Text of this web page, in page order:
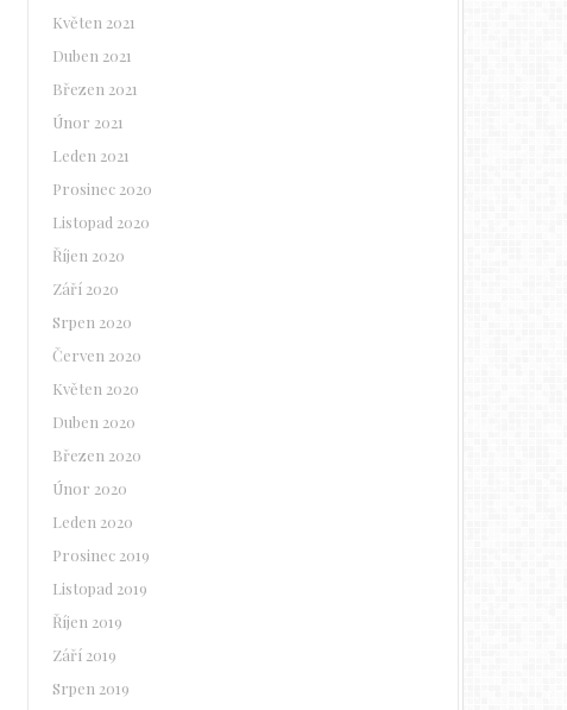
Květen 2021
Duben 2021
Březen 2021
Únor 2021
Leden 2021
Prosinec 2020
Listopad 2020
Říjen 2020
Září 2020
Srpen 2020
Červen 2020
Květen 2020
Duben 2020
Březen 2020
Únor 2020
Leden 2020
Prosinec 2019
Listopad 2019
Říjen 2019
Září 2019
Srpen 2019